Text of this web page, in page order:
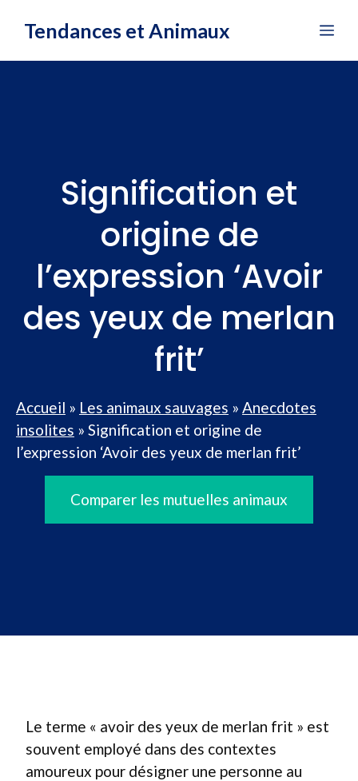
Tendances et Animaux
Signification et
origine de
l’expression ‘Avoir
des yeux de merlan
frit’
Accueil » Les animaux sauvages » Anecdotes
insolites » Signification et origine de
l’expression ‘Avoir des yeux de merlan frit’
Comparer les mutuelles animaux
Le terme « avoir des yeux de merlan frit » est
souvent employé dans des contextes
amoureux pour désigner une personne au